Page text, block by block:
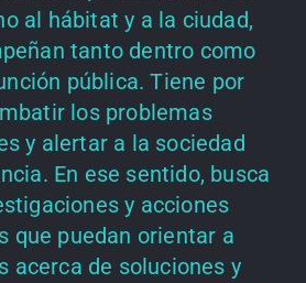
al hábitat y a la ciudad,
tanto dentro como
pública. Tiene por
los problemas
y alertar a la sociedad
En ese sentido, busca
y acciones
que puedan orientar a
acerca de soluciones y